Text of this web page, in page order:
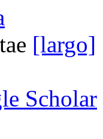
[largo]
Scholar